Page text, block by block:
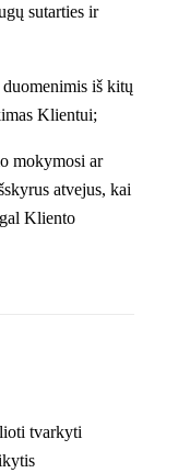
sutarties ir
iš kitų
Klientui;
mokymosi ar
atvejus, kai
Kliento
tvarkyti